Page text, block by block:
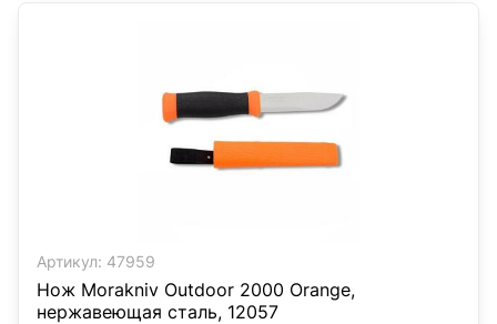
Артикул: 47959
Нож Morakniv Outdoor 2000 Orange,
нержавеющая сталь, 12057